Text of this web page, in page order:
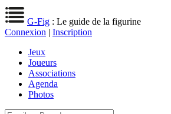
G-Fig : Le guide de la figurine
Connexion | Inscription
Jeux
Joueurs
Associations
Agenda
Photos